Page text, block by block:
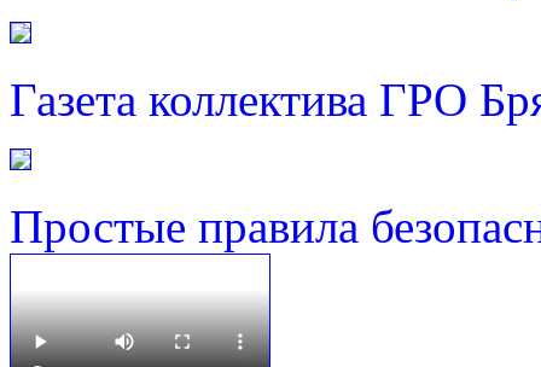
Газета коллектива ГРО
Простые правила